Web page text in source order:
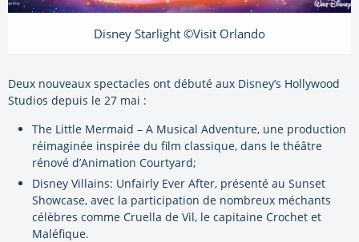
Disney Starlight ©Visit Orlando
Deux nouveaux spectacles ont débuté aux Disney’s Hollywood
Studios depuis le 27 mai :
The Little Mermaid – A Musical Adventure, une production
réimaginée inspirée du film classique, dans le théâtre
rénové d’Animation Courtyard;
Disney Villains: Unfairly Ever After, présenté au Sunset
Showcase, avec la participation de nombreux méchants
célèbres comme Cruella de Vil, le capitaine Crochet et
Maléfique.